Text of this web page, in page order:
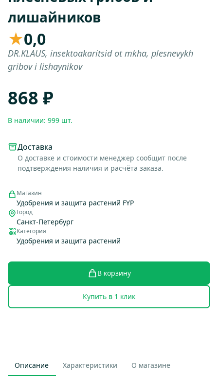
лишайников
★0,0
DR.KLAUS, insektoakaritsid ot mkha, plesnevykh
gribov i lishaynikov
868 ₽
В наличии: 999 шт.
Доставка
О доставке и стоимости менеджер сообщит после
подтверждения наличия и расчёта заказа.
Магазин
Удобрения и защита растений FYP
Город
Санкт-Петербург
Категория
Удобрения и защита растений
В корзину
Купить в 1 клик
Описание Характеристики О магазине